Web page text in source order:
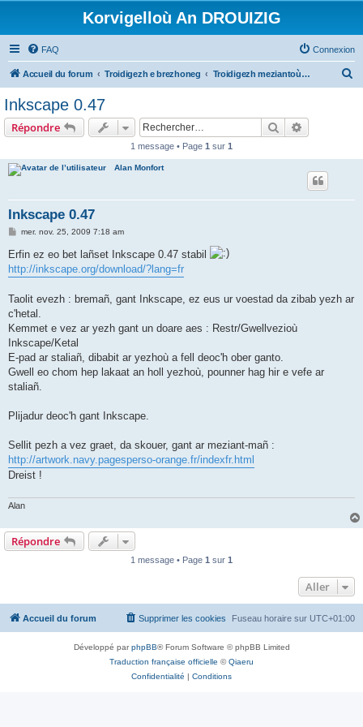
Korvigelloù An DROUIZIG
FAQ Connexion
Accueil du forum Troidigezh e brezhoneg Troidigezh meziantoù all (frank a wirioù evit an darn vrasañ anezho)
Inkscape 0.47
Répondre Rechercher
1 message • Page 1 sur 1
Alan Monfort
Inkscape 0.47
M
s
s
a
g
mer. nov. 25, 2009 7:18 am
Erfin ez eo bet lañset Inkscape 0.47 stabil
http://inkscape.org/download/?lang=fr
Taolit evezh : bremañ, gant Inkscape, ez eus ur voestad da zibab yezh ar
c'hetal.
Kemmet e vez ar yezh gant un doare aes : Restr/Gwellvezioù
Inkscape/Ketal
E-pad ar staliañ, dibabit ar yezhoù a fell deoc'h ober ganto.
Gwell eo chom hep lakaat an holl yezhoù, pounner hag hir e vefe ar
staliañ.
Plijadur deoc'h gant Inkscape.
Sellit pezh a vez graet, da skouer, gant ar meziant-mañ :
http://artwork.navy.pagesperso-orange.fr/indexfr.html
Dreist !
Alan
Répondre
1 message • Page 1 sur 1
Aller
Accueil du forum Fuseau horaire sur UTC+01:00
Supprimer les cookies
Développé parphpBB® Forum Software © phpBB Limited
Traduction française officielle ©Qiaeru
Confidentialité | Conditions